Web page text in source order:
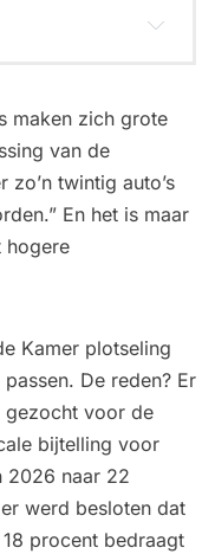
maken zich grote
van de
zo’n twintig auto’s
En het is maar
hogere
Kamer plotseling
De reden? Er
gezocht voor de
bijtelling voor
2026 naar 22
werd besloten dat
procent bedraagt